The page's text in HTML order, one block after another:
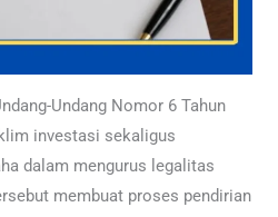
Undang Nomor 6 Tahun
investasi sekaligus
dalam mengurus legalitas
membuat proses pendirian